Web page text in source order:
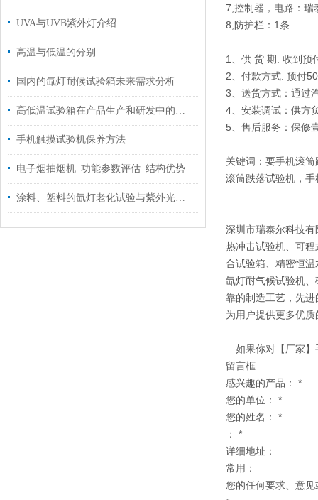
UVA与UVB紫外灯介绍
高温与低温的分别
国内的氙灯耐候试验箱未来需求分析
高低温试验箱在产品生产和研发中的重要性！
手机触摸试验机保养方法
电子烟抽烟机_功能参数评估_结构优势
涂料、塑料的氙灯老化试验与紫外光老化试验的区别
7,控制器，电路：瑞
8,防护栏：1条
1、供 货 期: 收到预
2、付款方式: 预付
3、送货方式：通过
4、安装调试：供方
5、售后服务：保修
关键词：要手机滚
滚筒跌落试验机，
深圳市瑞泰尔科技
热冲击试验机、可
合试验箱、精密恒
氙灯耐气候试验机
靠的制造工艺，先
为用户提供更多优
如果你对【厂家】
留言框
感兴趣的产品： *
您的单位： *
您的姓名： *
： *
详细地址：
常用：
您的任何要求、意见